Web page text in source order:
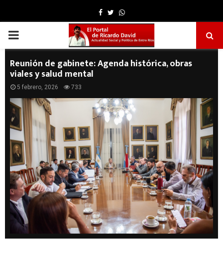
Facebook
TwitterWhatsapp
PRIMARY
MENU
Reunión de gabinete: Agenda histórica, obras
viales y salud mental
5 febrero, 2026 733